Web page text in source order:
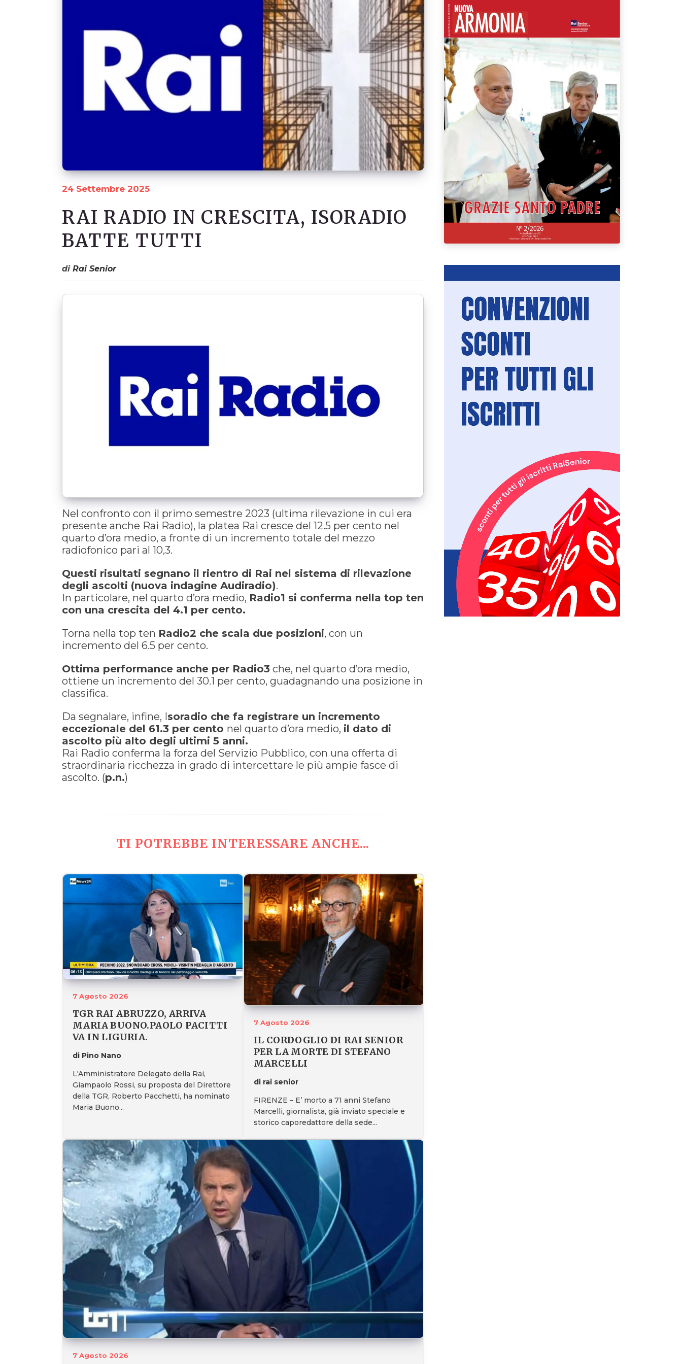
24 Settembre 2025
RAI RADIO IN CRESCITA, ISORADIO
BATTE TUTTI
diRai Senior
Nel confronto con il primo semestre 2023 (ultima rilevazione in cui era
presente anche Rai Radio), la platea Rai cresce del 12.5 per cento nel
quarto d’ora medio, a fronte di un incremento totale del mezzo
radiofonico pari al 10,3.
Questi risultati segnano il rientro di Rai nel sistema di rilevazione
degli ascolti (nuova indagine Audiradio).
In particolare, nel quarto d’ora medio, Radio1 si conferma nella top ten
con una crescita del 4.1 per cento.
Torna nella top ten Radio2 che scala due posizioni, con un
incremento del 6.5 per cento.
Ottima performance anche per Radio3 che, nel quarto d’ora medio,
ottiene un incremento del 30.1 per cento, guadagnando una posizione in
classifica.
Da segnalare, infine, Isoradio che fa registrare un incremento
eccezionale del 61.3 per cento nel quarto d’ora medio, il dato di
ascolto più alto degli ultimi 5 anni.
Rai Radio conferma la forza del Servizio Pubblico, con una offerta di
straordinaria ricchezza in grado di intercettare le più ampie fasce di
ascolto. (p.n.)
TI POTREBBE INTERESSARE ANCHE...
7 Agosto 2026
TGR RAI ABRUZZO, ARRIVA
MARIA BUONO.PAOLO PACITTI
VA IN LIGURIA.
di Pino Nano
L'Amministratore Delegato della Rai,
Giampaolo Rossi, su proposta del Direttore
della TGR, Roberto Pacchetti, ha nominato
Maria Buono...
7 Agosto 2026
IL CORDOGLIO DI RAI SENIOR
PER LA MORTE DI STEFANO
MARCELLI
di rai senior
FIRENZE – E’ morto a 71 anni Stefano
Marcelli, giornalista, già inviato speciale e
storico caporedattore della sede...
7 Agosto 2026